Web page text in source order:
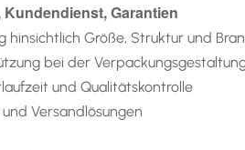
Garantien
hinsichtlich Größe, Struktur und
bei der
und Qualitätskontrolle
Versandlösungen